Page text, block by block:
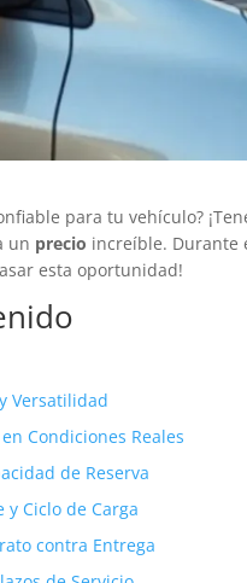
para tu vehículo?
un precio increíble. Durante
esta oportunidad!
Versatilidad
Condiciones Reales
de Reserva
Ciclo de Carga
contra Entrega